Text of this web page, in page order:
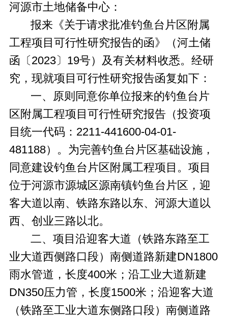
河源市土地储备中心：
报来《关于请求批准钓鱼台片区附属
工程项目可行性研究报告的函》（河土储
函〔2023〕19号）及有关材料收悉。经研
究，现就项目可行性研究报告函复如下：
一、原则同意你单位报来的钓鱼台片
区附属工程项目可行性研究报告（投资项
目统一代码：2211-441600-04-01-
481188）。为完善钓鱼台片区基础设施，
同意建设钓鱼台片区附属工程项目。项目
位于河源市源城区源南镇钓鱼台片区，迎
客大道以南、铁路东路以东、河源大道以
西、创业三路以北。
二、项目沿迎客大道（铁路东路至工
业大道西侧路口段）南侧道路新建DN1800
雨水管道，长度400米；沿工业大道新建
DN350压力管，长度1500米；沿迎客大道
（铁路至工业大道东侧路口段）南侧道路